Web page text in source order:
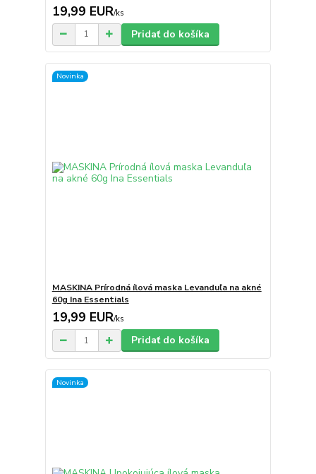
19,99 EUR/ks
Pridať do košíka
Novinka
MASKINA Prírodná ílová maska ​​Levanduľa na akné
60g Ina Essentials
19,99 EUR/ks
Pridať do košíka
Novinka